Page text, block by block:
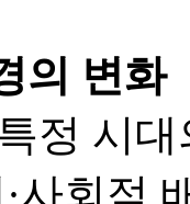
의 변화
정 시
사회적